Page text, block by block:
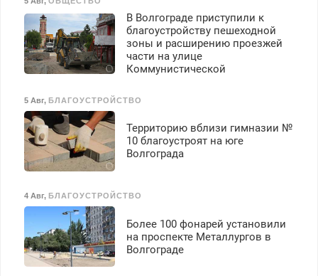
В Волгограде приступили к
благоустройству пешеходной
зоны и расширению проезжей
части на улице
Коммунистической
5 Авг, БЛАГОУСТРОЙСТВО
Территорию вблизи гимназии №
10 благоустроят на юге
Волгограда
4 Авг, БЛАГОУСТРОЙСТВО
Более 100 фонарей установили
на проспекте Металлургов в
Волгограде